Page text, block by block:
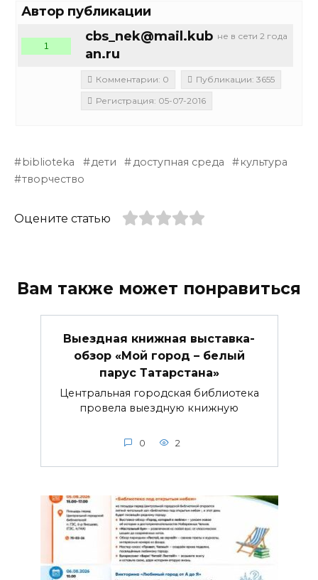
Автор публикации
не в сети 2 года
cbs_nek@mail.kub
an.ru
1
Комментарии: 0
Публикации: 3655
Регистрация: 05-07-2016
biblioteka дети доступная среда
культура
творчество
Оцените статью
Вам также может понравиться
Выездная книжная выставка-
обзор «Мой город – белый
парус Татарстана»
Центральная городская библиотека
провела выездную книжную
0 2